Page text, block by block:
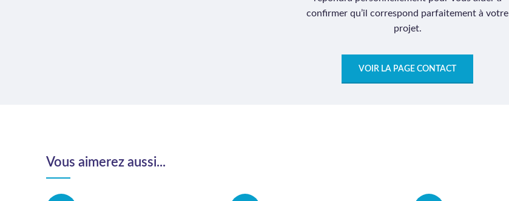
confirmer qu’il correspond parfaitement à votre
projet.
VOIR LA PAGE CONTACT
Vous aimerez aussi...